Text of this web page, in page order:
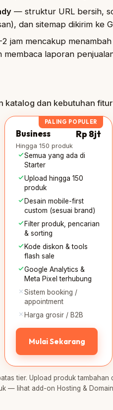
— struktur URL bersih,
dan sitemap dikirim ke
jam mencakup
membaca laporan
katalog dan kebutuhan
PALING POPULER
Business
Hingga 150 produk
Rp 8jt
Semua yang ada di
Starter
Upload hingga 150
produk
Desain mobile-first
custom (sesuai brand)
Filter produk, pencarian
& sorting
Kode diskon & tools
flash sale
Google Analytics &
Meta Pixel terhubung
Sistem booking /
appointment
Harga grosir / B2B
Mulai Sekarang
tier. Upload produk tambahan
— lihat add-on Hosting &